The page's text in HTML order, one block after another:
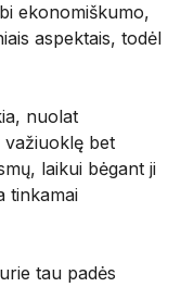
ekonomiškumo,
aspektais, todėl
nuolat
važiuoklę bet
laikui bėgant ji
tinkamai
tau padės